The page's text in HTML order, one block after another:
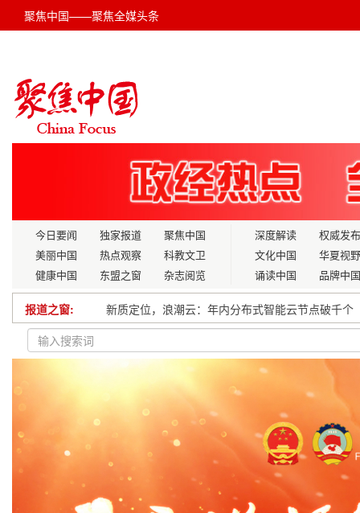
聚焦中国——聚焦全媒头条
今日要闻 独家报道
聚焦中国
美丽中国
热点观察
科教文卫
健康中国
东盟之窗 杂志阅览
深度解读
权威发布
文化中国
华夏视野
诵读中国
品牌中国
报道之窗:
新质定位，浪潮云：年内分布式智能云节点破千个
加快建设农业强国（全面推进乡村振兴）
2024中国碳中和发展力指数实现稳定增长
全省社会工作部长会议在哈召开
推动民营经济走向更加广阔的舞台
激情开跑！天津武清这场赛事燃动京津冀